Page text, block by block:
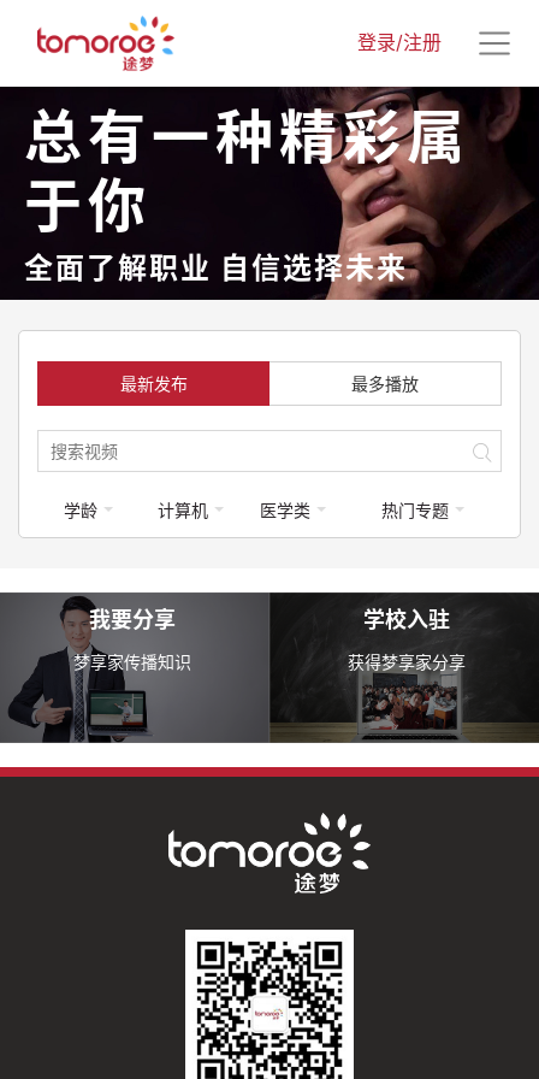
登录/注册
总有一种精彩属
于你
全面了解职业 自信选择未来
最新发布 最多播放
学龄 计算机 医学类 热门专题
我要分享
梦享家传播知识
学校入驻
获得梦享家分享